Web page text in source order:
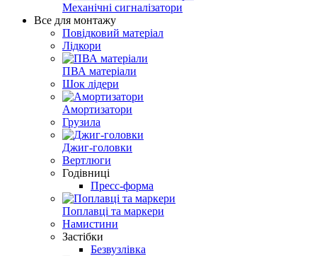
Механічні сигналізатори
Все для монтажу
Повідковий матеріал
Лідкори
ПВА матеріали
Шок лідери
Амортизатори
Грузила
Джиг-головки
Вертлюги
Годівниці
Пресс-форма
Поплавці та маркери
Намистини
Застібки
Безвузлівка